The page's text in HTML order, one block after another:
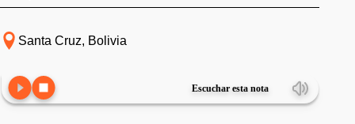
Santa Cruz, Bolivia
Escuchar esta nota